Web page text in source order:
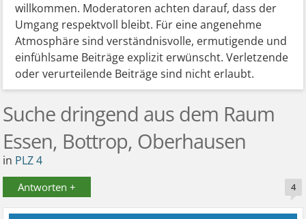
willkommen. Moderatoren achten darauf, dass der
Umgang respektvoll bleibt. Für eine angenehme
Atmosphäre sind verständnisvolle, ermutigende und
einfühlsame Beiträge explizit erwünscht. Verletzende
oder verurteilende Beiträge sind nicht erlaubt.
Suche dringend aus dem Raum
Essen, Bottrop, Oberhausen
in PLZ 4
Antworten + 4